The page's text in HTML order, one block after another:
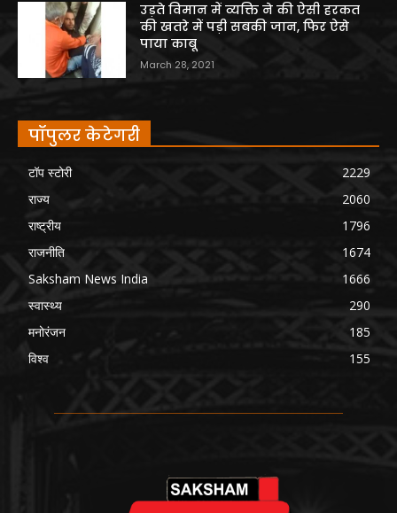
उड़ते विमान में व्यक्ति ने की ऐसी हरकत
की खतरे में पड़ी सबकी जान, फिर ऐसे
पाया काबू
March 28, 2021
पॉपुलर केटेगरी
टॉप स्टोरी
2229
राज्य
2060
राष्ट्रीय
1796
राजनीति
1674
Saksham News India
1666
स्वास्थ्य
290
मनोरंजन
185
विश्व
155